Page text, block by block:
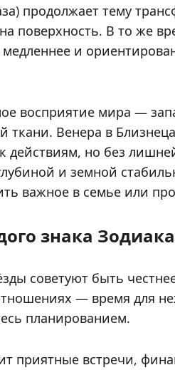
продолжает тему
поверхность. В то же
и
восприятие мира —
Венера в
но без
и земной
важное в семье или
знака Зодиака
советуют быть
— время для
планированием.
приятные встречи,